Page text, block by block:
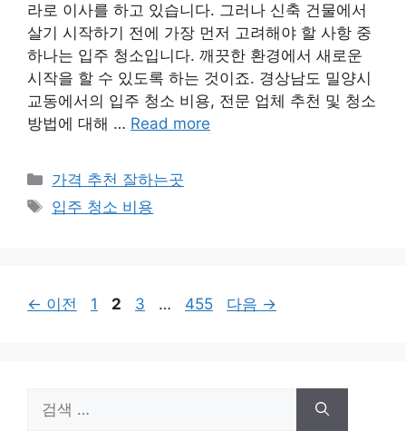
라로 이사를 하고 있습니다. 그러나 신축 건물에서
살기 시작하기 전에 가장 먼저 고려해야 할 사항 중
하나는 입주 청소입니다. 깨끗한 환경에서 새로운
시작을 할 수 있도록 하는 것이죠. 경상남도 밀양시
교동에서의 입주 청소 비용, 전문 업체 추천 및 청소
방법에 대해 … Read more
카
테
가격 추천 잘하는곳
태
입주 청소 비용
← 이전
페
1
페
2
페
3 …
페
455 다음 →
색: